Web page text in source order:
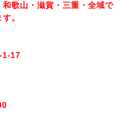
歌山・滋賀・三重・全域で
。
1-17